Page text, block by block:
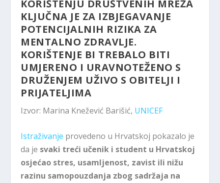
KORIŠTENJU DRUŠTVENIH MREŽA
KLJUČNA JE ZA IZBJEGAVANJE
POTENCIJALNIH RIZIKA ZA
MENTALNO ZDRAVLJE.
KORIŠTENJE BI TREBALO BITI
UMJERENO I URAVNOTEŽENO S
DRUŽENJEM UŽIVO S OBITELJI I
PRIJATELJIMA
Izvor: Marina Knežević Barišić, UNICEF
Istraživanje provedeno u Hrvatskoj pokazalo je
da je svaki treći učenik i student u Hrvatskoj
osjećao stres, usamljenost, zavist ili nižu
razinu samopouzdanja zbog sadržaja na